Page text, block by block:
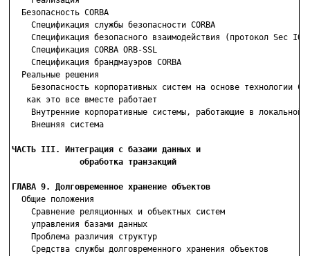
  Безопасность CORBA
    Спецификация службы безопасности CORBA
Спецификация безопасного взаимодействия (протокол Sec
    Спецификация CORBA ORB-SSL
    Спецификация брандмауэров CORBA
  Реальные решения
Безопасность корпоративных систем на основе технологии
   как это все вместе работает
Внутренние корпоративные системы, работающие в локальной
    Внешняя система
ЧАСТЬ III. Интеграция с базами данных и
              обработка транзакций
ГЛАВА 9. Долговременное хранение объектов
Общие положения
    Сравнение реляционных и объектных систем
    управления базами данных
    Проблема различия структур
    Средства службы долговременного хранения объектов